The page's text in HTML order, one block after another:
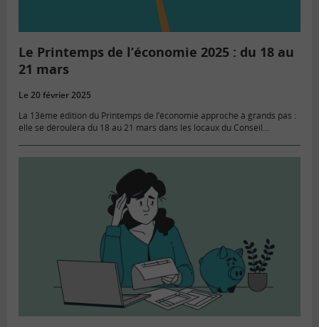
Le Printemps de l’économie 2025 : du 18 au
21 mars
Le 20 février 2025
La 13ème édition du Printemps de l’économie approche à grands pas :
elle se déroulera du 18 au 21 mars dans les locaux du Conseil